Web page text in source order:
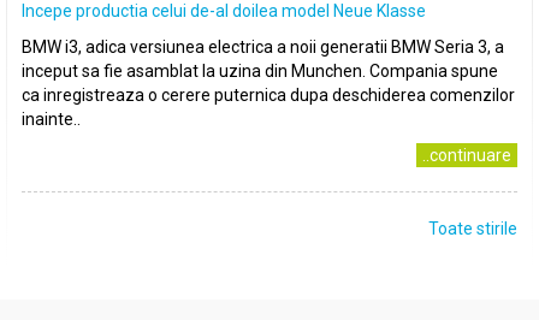
Incepe productia celui de-al doilea model Neue Klasse
BMW i3, adica versiunea electrica a noii generatii BMW Seria 3, a
inceput sa fie asamblat la uzina din Munchen. Compania spune
ca inregistreaza o cerere puternica dupa deschiderea comenzilor
inainte..
..continuare
Toate stirile